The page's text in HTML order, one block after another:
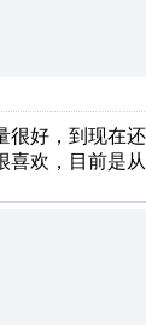
好，到现在
喜欢，目前是